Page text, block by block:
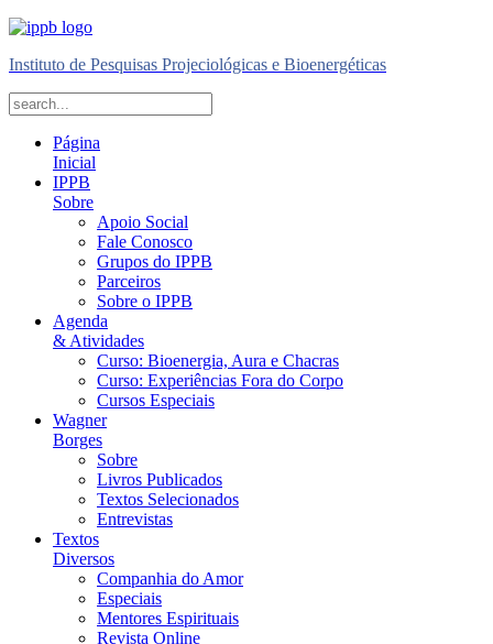
Instituto de Pesquisas Projeciológicas e Bioenergéticas
Página
Inicial
IPPB
Sobre
Apoio Social
Fale Conosco
Grupos do IPPB
Parceiros
Sobre o IPPB
Agenda
& Atividades
Curso: Bioenergia, Aura e Chacras
Curso: Experiências Fora do Corpo
Cursos Especiais
Wagner
Borges
Sobre
Livros Publicados
Textos Selecionados
Entrevistas
Textos
Diversos
Companhia do Amor
Especiais
Mentores Espirituais
Revista Online